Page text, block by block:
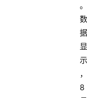
。
数
据
显
示
，
8